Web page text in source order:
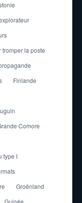
tromper la poste
Finlande
Comore
type I
Groënland
Guinée